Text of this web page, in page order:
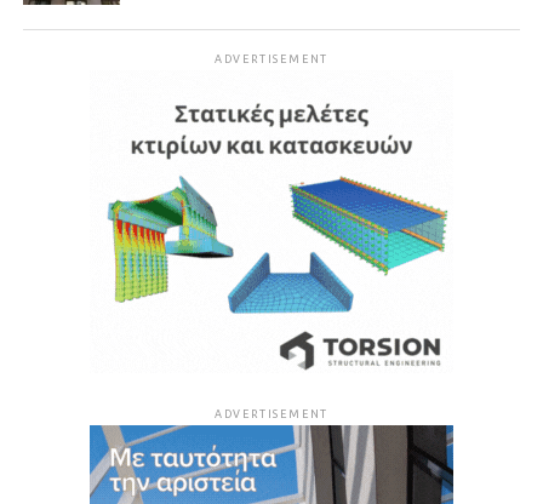
ADVERTISEMENT
ADVERTISEMENT